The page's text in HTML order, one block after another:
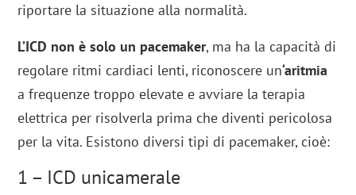
riportare la situazione alla normalità.
L’ICD non è solo un pacemaker, ma ha la capacità di
regolare ritmi cardiaci lenti, riconoscere un‘aritmia
a frequenze troppo elevate e avviare la terapia
elettrica per risolverla prima che diventi pericolosa
per la vita. Esistono diversi tipi di pacemaker, cioè:
1 – ICD unicamerale